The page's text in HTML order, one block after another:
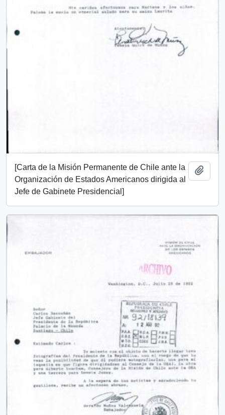
[Carta de la Misión Permanente de Chile ante la
Organización de Estados Americanos dirigida al
Jefe de Gabinete Presidencial]